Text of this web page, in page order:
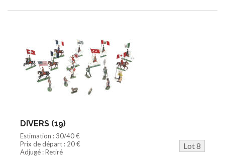
DIVERS (19)
Estimation : 30/40 €
Prix de départ : 20 €
Lot 8
Adjugé : Retiré